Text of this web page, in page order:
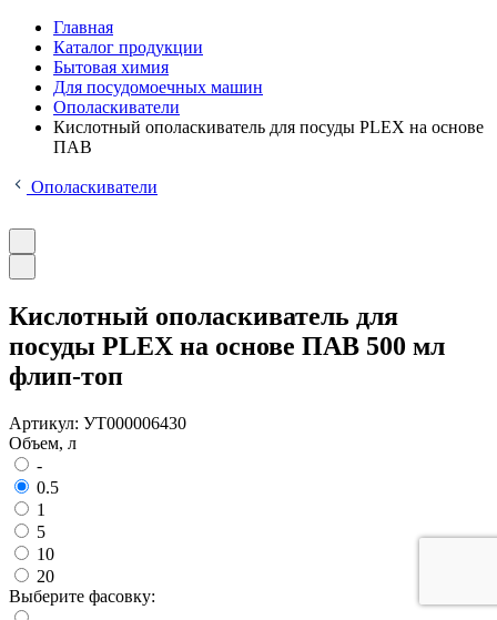
Главная
Каталог продукции
Бытовая химия
Для посудомоечных машин
Ополаскиватели
Кислотный ополаскиватель для посуды PLEX на основе
ПАВ
Ополаскиватели
Кислотный ополаскиватель для
посуды PLEX на основе ПАВ 500 мл
флип-топ
Артикул: УТ000006430
Объем, л
-
0.5
1
5
10
20
Выберите фасовку: